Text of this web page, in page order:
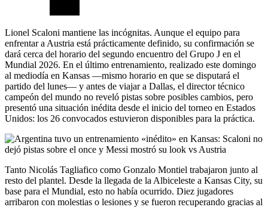
Lionel Scaloni mantiene las incógnitas. Aunque el equipo para
enfrentar a Austria está prácticamente definido, su confirmación se
dará cerca del horario del segundo encuentro del Grupo J en el
Mundial 2026. En el último entrenamiento, realizado este domingo
al mediodía en Kansas —mismo horario en que se disputará el
partido del lunes— y antes de viajar a Dallas, el director técnico
campeón del mundo no reveló pistas sobre posibles cambios, pero
presentó una situación inédita desde el inicio del torneo en Estados
Unidos: los 26 convocados estuvieron disponibles para la práctica.
Tanto Nicolás Tagliafico como Gonzalo Montiel trabajaron junto al
resto del plantel. Desde la llegada de la Albiceleste a Kansas City, su
base para el Mundial, esto no había ocurrido. Diez jugadores
arribaron con molestias o lesiones y se fueron recuperando gracias al